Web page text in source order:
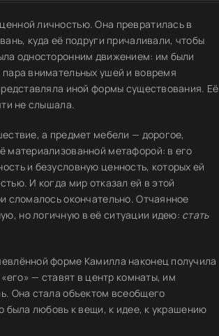
личностью. Она превратилась в
куда её подруги причаливали, чтобы
односторонним движением: им были
внимательных ушей и вовремя
иной формы существования. Её
не слышала.
а предмет мебели — дорогое,
материализованной метафорой: в его
и безусловную ценность, которых ей
И когда мир отказал ей в этой
сломалось окончательно. Отчаянное
но логичную в её ситуации идею: стать
форме Камилла наконец получила
— ставят в центр комнаты, им
Она стала объектом всеобщего
была любовь к вещи, к идее, к украшению